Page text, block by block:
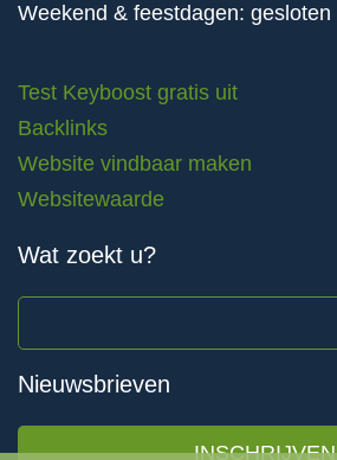
Weekend & feestdagen: gesloten
Test Keyboost gratis uit
Backlinks
Website vindbaar maken
Websitewaarde
Wat zoekt u?
Nieuwsbrieven
INSCHRIJVEN